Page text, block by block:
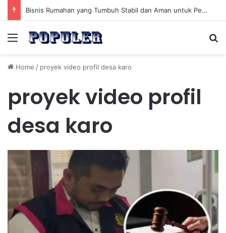
Bisnis Rumahan yang Tumbuh Stabil dan Aman untuk Pendapatan Jangka Panjang
Menu
Home / proyek video profil desa karo
proyek video profil
desa karo